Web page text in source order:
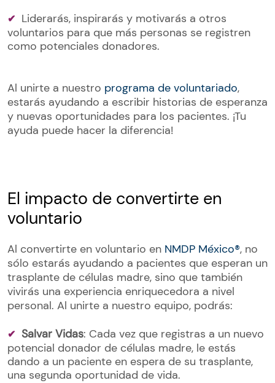
Liderarás, inspirarás y motivarás a otros
voluntarios para que más personas se registren
como potenciales donadores.
Al unirte a nuestro programa de voluntariado,
estarás ayudando a escribir historias de esperanza
y nuevas oportunidades para los pacientes. ¡Tu
ayuda puede hacer la diferencia!
El impacto de convertirte en
voluntario
Al convertirte en voluntario en NMDP México®, no
sólo estarás ayudando a pacientes que esperan un
trasplante de células madre, sino que también
vivirás una experiencia enriquecedora a nivel
personal. Al unirte a nuestro equipo, podrás:
Salvar Vidas: Cada vez que registras a un nuevo
potencial donador de células madre, le estás
dando a un paciente en espera de su trasplante,
una segunda oportunidad de vida.